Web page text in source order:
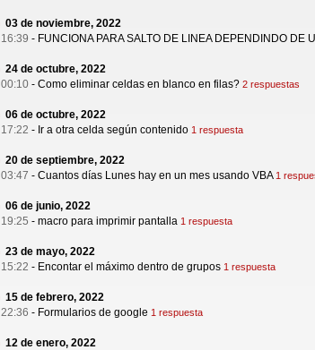
03 de noviembre, 2022
16:39 - FUNCIONA PARA SALTO DE LINEA DEPENDINDO DE
24 de octubre, 2022
00:10 - Como eliminar celdas en blanco en filas? 2 respuestas
06 de octubre, 2022
17:22 - Ir a otra celda según contenido 1 respuesta
20 de septiembre, 2022
03:47 - Cuantos días Lunes hay en un mes usando VBA 1
06 de junio, 2022
19:25 - macro para imprimir pantalla 1 respuesta
23 de mayo, 2022
15:22 - Encontar el máximo dentro de grupos 1 respuesta
15 de febrero, 2022
22:36 - Formularios de google 1 respuesta
12 de enero, 2022